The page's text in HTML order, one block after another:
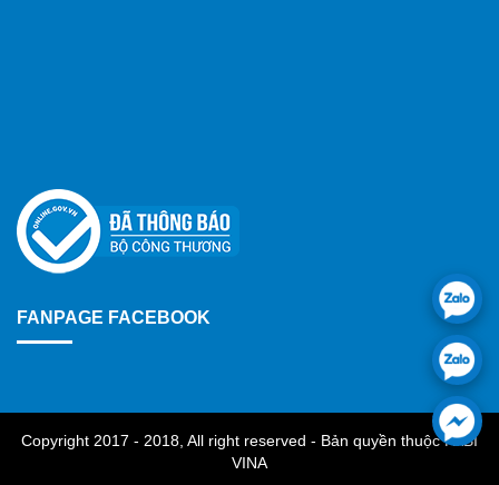
FANPAGE FACEBOOK
Copyright 2017 - 2018, All right reserved - Bản quyền thuộc FABI
VINA